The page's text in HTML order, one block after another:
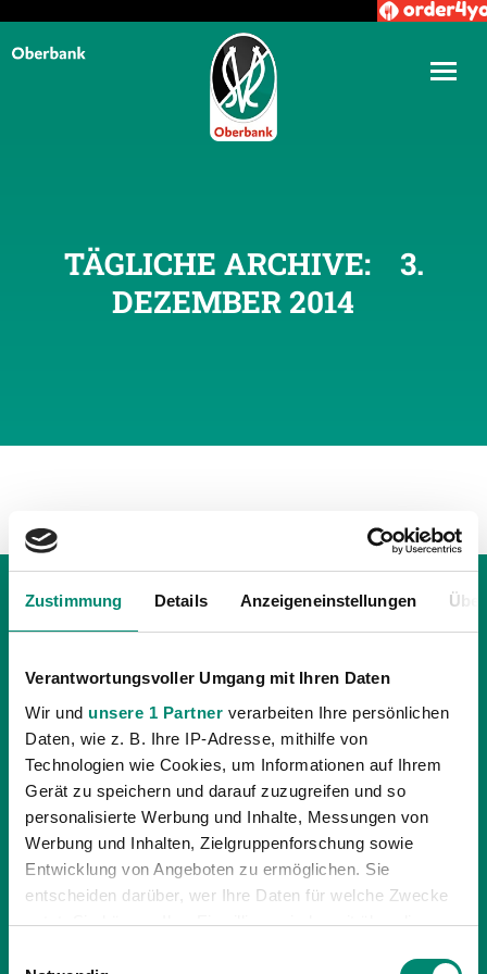
Zustimmung Details Anzeigeneinstellungen
Verantwortungsvoller Umgang mit Ihren Daten
Wir und unsere 1 Partner verarbeiten Ihre persönlichen
Daten, wie z. B. Ihre IP-Adresse, mithilfe von
Technologien wie Cookies, um Informationen auf Ihrem
Gerät zu speichern und darauf zuzugreifen und so
personalisierte Werbung und Inhalte, Messungen von
Werbung und Inhalten, Zielgruppenforschung sowie
Entwicklung von Angeboten zu ermöglichen. Sie
entscheiden darüber, wer Ihre Daten für welche Zwecke
nutzt. Sie können Ihre Einwilligung jederzeit über die
TÄGLICHE ARCHIVE:
3.
DEZEMBER 2014
03.12.2014| UNKATEGORISIERT
NEUE PARTNERSCHAFT MIT DEM SPA